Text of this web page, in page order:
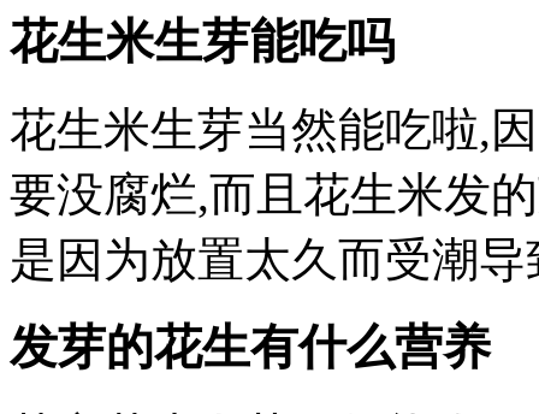
花生米生芽能吃吗
花生米生芽当然能吃啦,
要没腐烂,而且花生米发
是因为放置太久而受潮
发芽的花生有什么营养